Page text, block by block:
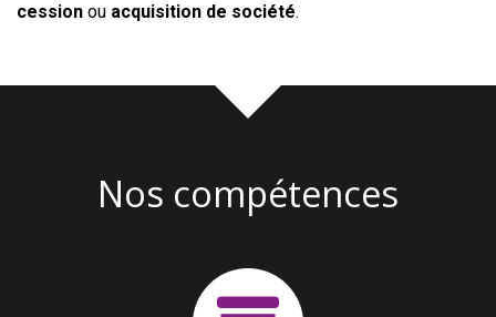
cession ou acquisition de société.
Nos compétences